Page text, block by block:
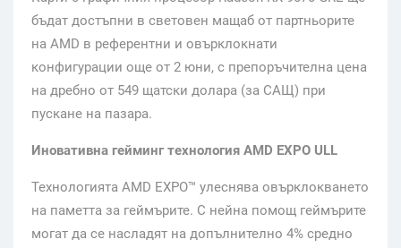
бъдат достъпни в световен мащаб от партньорите
на AMD в референтни и овърклокнати
конфигурации още от 2 юни, с препоръчителна цена
на дребно от 549 щатски долара (за САЩ) при
пускане на пазара.
Иновативна гейминг технология AMD EXPO ULL
Технологията AMD EXPO™ улеснява овърклокването
на паметта за геймърите. С нейна помощ геймърите
могат да се насладят на допълнително 4% средно